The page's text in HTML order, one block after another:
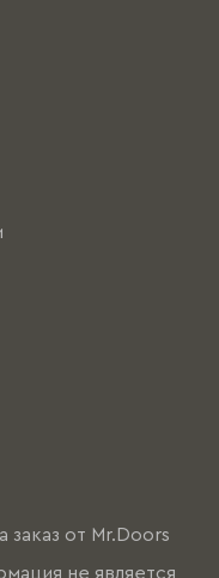
от Mr.Doors
не является